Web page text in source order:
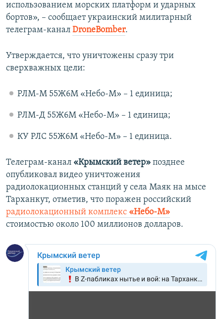
использованием морских платформ и ударных
бортов», – сообщает украинский милитарный
телеграм-канал DroneBomber.
Утверждается, что уничтожены сразу три
сверхважных цели:
РЛМ-М 55Ж6М «Небо-М» – 1 единица;
РЛМ-Д 55Ж6М «Небо-М» – 1 единица;
КУ РЛС 55Ж6М «Небо-М» – 1 единица.
Телеграм-канал «Крымский ветер» позднее
опубликовал видео уничтожения
радиолокационных станций у села Маяк на мысе
Тарханкут, отметив, что поражен российский
радиолокационный комплекс «Небо-М»
стоимостью около 100 миллионов долларов.